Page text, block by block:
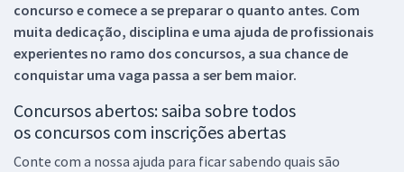
concurso e comece a se preparar o quanto antes. Com
muita dedicação, disciplina e uma ajuda de profissionais
experientes no ramo dos concursos, a sua chance de
conquistar uma vaga passa a ser bem maior.
Concursos abertos: saiba sobre todos
os concursos com inscrições abertas
Conte com a nossa ajuda para ficar sabendo quais são